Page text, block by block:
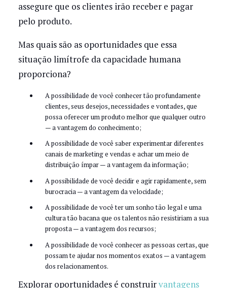
assegure que os clientes irão receber e pagar
pelo produto.
Mas quais são as oportunidades que essa
situação limítrofe da capacidade humana
proporciona?
A possibilidade de você conhecer tão profundamente
clientes, seus desejos, necessidades e vontades, que
possa oferecer um produto melhor que qualquer outro
— a vantagem do conhecimento;
A possibilidade de você saber experimentar diferentes
canais de marketing e vendas e achar um meio de
distribuição ímpar — a vantagem da informação;
A possibilidade de você decidir e agir rapidamente, sem
burocracia — a vantagem da velocidade;
A possibilidade de você ter um sonho tão legal e uma
cultura tão bacana que os talentos não resistiriam a sua
proposta — a vantagem dos recursos;
A possibilidade de você conhecer as pessoas certas, que
possam te ajudar nos momentos exatos — a vantagem
dos relacionamentos.
Explorar oportunidades é construirvantagens